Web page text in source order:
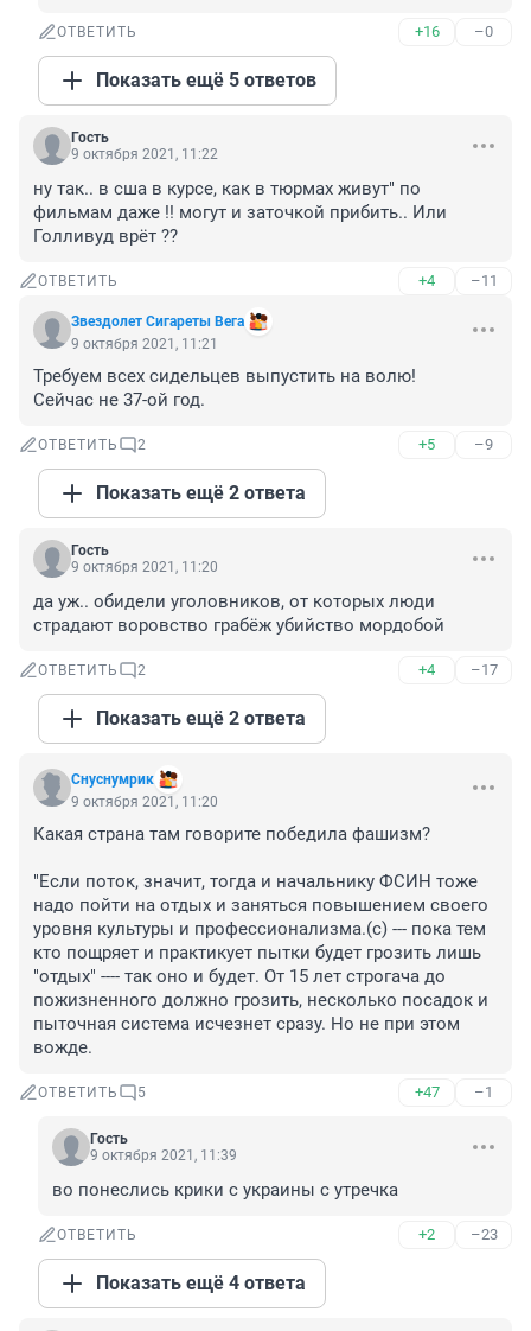
ОТВЕТИТЬ +16 –0
Показать ещё 5 ответов
Гость
9 октября 2021, 11:22
ну так.. в сша в курсе, как в тюрмах живут" по
фильмам даже !! могут и заточкой прибить.. Или
Голливуд врёт ??
ОТВЕТИТЬ +4 –11
Звездолет Сигареты Вега
9 октября 2021, 11:21
Требуем всех сидельцев выпустить на волю!
Сейчас не 37-ой год.
ОТВЕТИТЬ 2 +5 –9
Показать ещё 2 ответа
Гость
9 октября 2021, 11:20
да уж.. обидели уголовников, от которых люди
страдают воровство грабёж убийство мордобой
ОТВЕТИТЬ 2 +4 –17
Показать ещё 2 ответа
Снуснумрик
9 октября 2021, 11:20
Какая страна там говорите победила фашизм?
"Если поток, значит, тогда и начальнику ФСИН тоже
надо пойти на отдых и заняться повышением своего
уровня культуры и профессионализма.(с) --- пока тем
кто пощряет и практикует пытки будет грозить лишь
"отдых" ---- так оно и будет. От 15 лет строгача до
пожизненного должно грозить, несколько посадок и
пыточная система исчезнет сразу. Но не при этом
вожде.
ОТВЕТИТЬ 5 +47 –1
Гость
9 октября 2021, 11:39
во понеслись крики с украины с утречка
ОТВЕТИТЬ +2 –23
Показать ещё 4 ответа